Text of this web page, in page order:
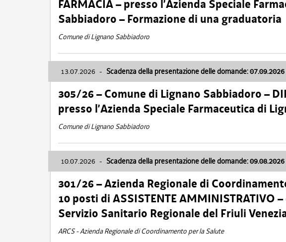
FARMACIA – presso l’Azienda Speciale
Sabbiadoro – Formazione di una graduatoria
Comune di Lignano Sabbiadoro
13.07.2026 - Scadenza della presentazione delle domande:
305/26 – Comune di Lignano Sabbiadoro –
presso l’Azienda Speciale Farmaceutica di
Comune di Lignano Sabbiadoro
10.07.2026 - Scadenza della presentazione delle domande: 09.08.2026
301/26 – Azienda Regionale di
10 posti di ASSISTENTE AMMINISTRATIVO
Servizio Sanitario Regionale del Friuli
ARCS - Azienda Regionale di Coordinamento per la Salute